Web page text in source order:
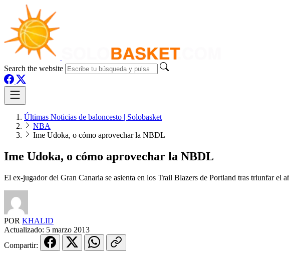
Search the website
Últimas Noticias de baloncesto | Solobasket
NBA
Ime Udoka, o cómo aprovechar la NBDL
Ime Udoka, o cómo aprovechar la NBDL
El ex-jugador del Gran Canaria se asienta en los Trail Blazers de Portland tras triunfar
POR KHALID
Actualizado: 5 marzo 2013
Compartir: